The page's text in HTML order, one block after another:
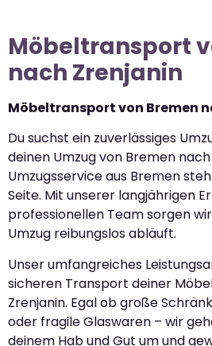
Möbeltransport
nach Zrenjanin
Möbeltransport von Bremen
Du suchst ein zuverlässiges
deinen Umzug von Bremen
Umzugsservice aus Bremen
Seite. Mit unserer langjährigen
professionellen Team sorgen
Umzug reibungslos abläuft.
Unser umfangreiches
sicheren Transport deiner
Zrenjanin. Egal ob große
oder fragile Glaswaren – wir
deinem Hab und Gut um und